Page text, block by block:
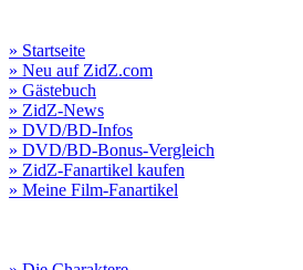
» Startseite
» Neu auf ZidZ.com
» Gästebuch
» ZidZ-News
» DVD/BD-Infos
» DVD/BD-Bonus-Vergleich
» ZidZ-Fanartikel kaufen
» Meine Film-Fanartikel